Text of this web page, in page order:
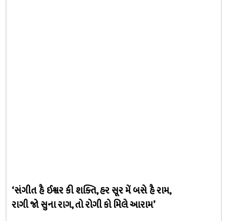
‘સંગીત હૈ ઈશ્વર કી શક્તિ, હર સૂર મેં બસે હૈ રામ,
રાગી જો સુના રાગ, તો રોગી કો મિલે આરામ’